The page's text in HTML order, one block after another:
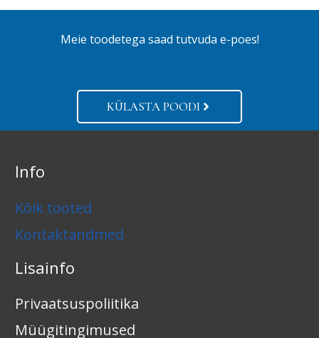
Meie toodetega saad tutvuda e-poes!
KÜLASTA POODI
Info
Kõik tooted
Kontaktandmed
Lisainfo
Privaatsuspoliitika
Müügitingimused